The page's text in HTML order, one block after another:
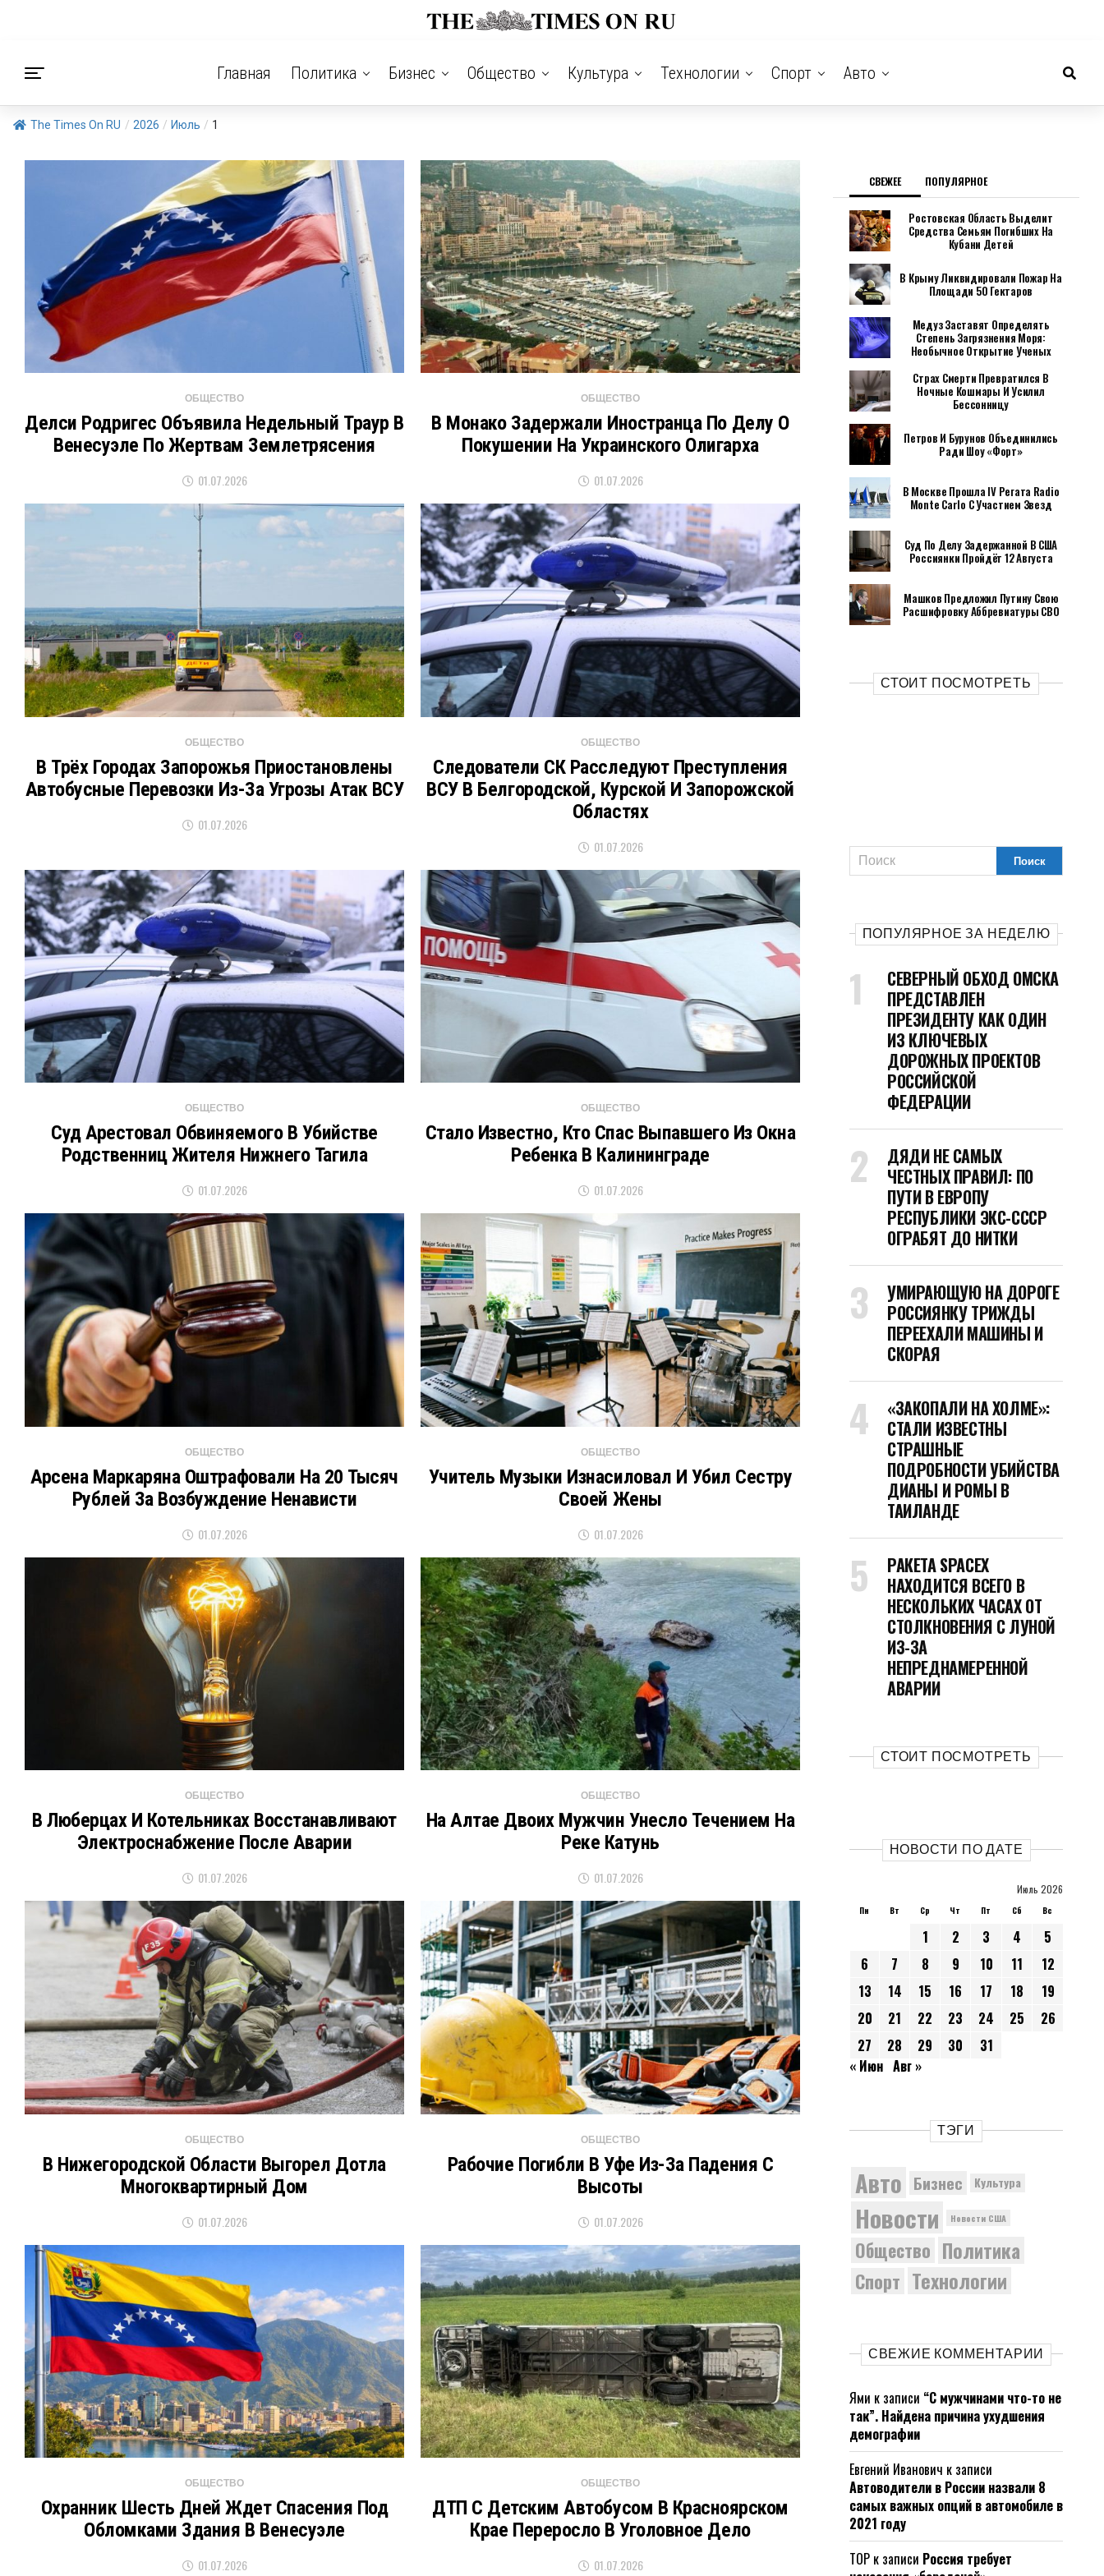
Главная Политика Бизнес Общество Культура Технологии Спорт Авто
The Times On RU / 2026 / Июль / 1
ОБЩЕСТВО
Делси Родригес Объявила Недельный Траур В
Венесуэле По Жертвам Землетрясения
01.07.2026
ОБЩЕСТВО
В Монако Задержали Иностранца По Делу О
Покушении На Украинского Олигарха
01.07.2026
ОБЩЕСТВО
В Трёх Городах Запорожья Приостановлены
Автобусные Перевозки Из-За Угрозы Атак ВСУ
01.07.2026
ОБЩЕСТВО
Следователи СК Расследуют Преступления
ВСУ В Белгородской, Курской И Запорожской
Областях
01.07.2026
ОБЩЕСТВО
Суд Арестовал Обвиняемого В Убийстве
Родственниц Жителя Нижнего Тагила
01.07.2026
ОБЩЕСТВО
Стало Известно, Кто Спас Выпавшего Из Окна
Ребенка В Калининграде
01.07.2026
ОБЩЕСТВО
Арсена Маркаряна Оштрафовали На 20 Тысяч
Рублей За Возбуждение Ненависти
01.07.2026
ОБЩЕСТВО
Учитель Музыки Изнасиловал И Убил Сестру
Своей Жены
01.07.2026
ОБЩЕСТВО
В Люберцах И Котельниках Восстанавливают
Электроснабжение После Аварии
01.07.2026
ОБЩЕСТВО
На Алтае Двоих Мужчин Унесло Течением На
Реке Катунь
01.07.2026
ОБЩЕСТВО
В Нижегородской Области Выгорел Дотла
Многоквартирный Дом
01.07.2026
ОБЩЕСТВО
Рабочие Погибли В Уфе Из-За Падения С
Высоты
01.07.2026
ОБЩЕСТВО
Охранник Шесть Дней Ждет Спасения Под
Обломками Здания В Венесуэле
01.07.2026
ОБЩЕСТВО
ДТП С Детским Автобусом В Красноярском
Крае Переросло В Уголовное Дело
01.07.2026
СВЕЖЕЕ ПОПУЛЯРНОЕ
Ростовская Область Выделит
Средства Семьям Погибших На
Кубани Детей
В Крыму Ликвидировали Пожар На
Площади 50 Гектаров
Медуз Заставят Определять
Степень Загрязнения Моря:
Необычное Открытие Ученых
Страх Смерти Превратился В
Ночные Кошмары И Усилил
Бессонницу
Петров И Бурунов Объединились
Ради Шоу «Форт»
В Москве Прошла IV Регата Radio
Monte Carlo С Участием Звезд
Суд По Делу Задержанной В США
Россиянки Пройдёт 12 Августа
Машков Предложил Путину Свою
Расшифровку Аббревиатуры СВО
СТОИТ ПОСМОТРЕТЬ
ПОПУЛЯРНОЕ ЗА НЕДЕЛЮ
СЕВЕРНЫЙ ОБХОД ОМСКА
ПРЕДСТАВЛЕН
ПРЕЗИДЕНТУ КАК ОДИН
ИЗ КЛЮЧЕВЫХ
ДОРОЖНЫХ ПРОЕКТОВ
РОССИЙСКОЙ
ФЕДЕРАЦИИ
ДЯДИ НЕ САМЫХ
ЧЕСТНЫХ ПРАВИЛ: ПО
ПУТИ В ЕВРОПУ
РЕСПУБЛИКИ ЭКС-СССР
ОГРАБЯТ ДО НИТКИ
УМИРАЮЩУЮ НА ДОРОГЕ
РОССИЯНКУ ТРИЖДЫ
ПЕРЕЕХАЛИ МАШИНЫ И
СКОРАЯ
«ЗАКОПАЛИ НА ХОЛМЕ»:
СТАЛИ ИЗВЕСТНЫ
СТРАШНЫЕ
ПОДРОБНОСТИ УБИЙСТВА
ДИАНЫ И РОМЫ В
ТАИЛАНДЕ
РАКЕТА SPACEX
НАХОДИТСЯ ВСЕГО В
НЕСКОЛЬКИХ ЧАСАХ ОТ
СТОЛКНОВЕНИЯ С ЛУНОЙ
ИЗ-ЗА
НЕПРЕДНАМЕРЕННОЙ
АВАРИИ
СТОИТ ПОСМОТРЕТЬ
НОВОСТИ ПО ДАТЕ
Июль 2026
Пн Вт Ср Чт Пт Сб Вс
1 2 3 4
5
6
7 8 9 10 11
12
13
14 15 16 17 18
19
20
21 22 23 24 25
26
27
28 29 30
31
« Июн Авг »
ТЭГИ
Авто Бизнес Культура
Новости Новости США
Общество Политика
Спорт Технологии
СВЕЖИЕ КОММЕНТАРИИ
Ями к записи “С мужчинами что-то не
так”. Найдена причина ухудшения
демографии
Евгений Иванович к записи
Автоводители в России назвали 8
самых важных опций в автомобиле в
2021 году
ТОР к записи Россия требует